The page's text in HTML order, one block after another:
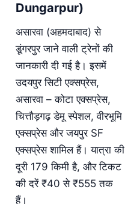
Dungarpur)
असारवा (अहमदाबाद) से
डूंगरपुर जाने वाली ट्रेनों की
जानकारी दी गई है। इसमें
उदयपुर सिटी एक्सप्रेस,
असारवा – कोटा एक्सप्रेस,
चित्तौड़गढ़ डेमू स्पेशल, वीरभूमि
एक्सप्रेस और जयपुर SF
एक्सप्रेस शामिल हैं। यात्रा की
दूरी 179 किमी है, और टिकट
की दरें ₹40 से ₹555 तक
हैं।